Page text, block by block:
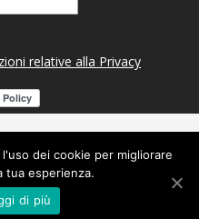
relative alla Privacy
Footballnerds
dei cookie per migliorare
tua esperienza.
di più